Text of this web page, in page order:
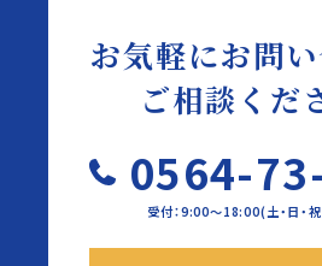
お気軽にお問い
ご相談くだ
0564-
受付：9:00～18:00(土・日・